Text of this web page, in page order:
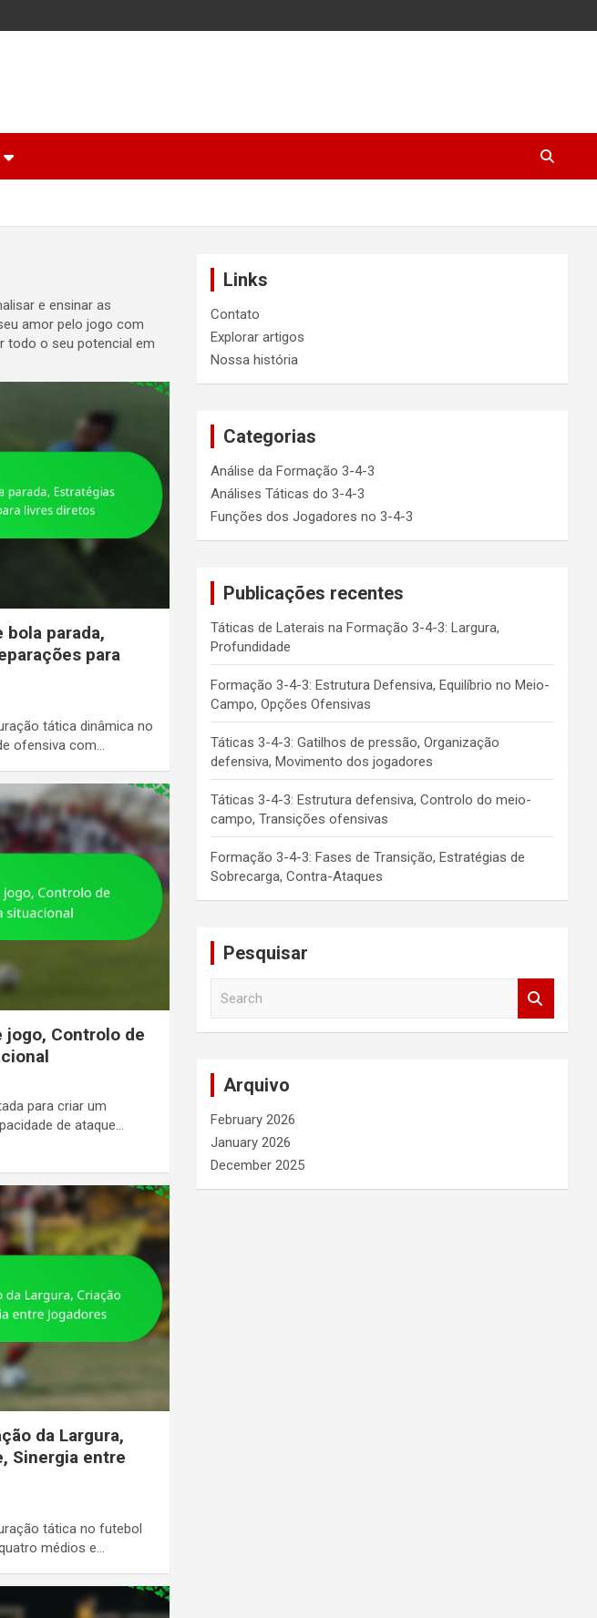
e ensinar as
amor pelo jogo com
todo o seu potencial em
bola parada,
para
tática dinâmica no
ofensiva com…
jogo, Controlo de
para criar um
de ataque…
da Largura,
Sinergia entre
tática no futebol
médios e…
Links
Contato
Explorar artigos
Nossa história
Categorias
Análise da Formação 3-4-3
Análises Táticas do 3-4-3
Funções dos Jogadores no 3-4-3
Publicações recentes
Táticas de Laterais na Formação 3-4-3: Largura,
Profundidade
Formação 3-4-3: Estrutura Defensiva, Equilíbrio no Meio-
Campo, Opções Ofensivas
Táticas 3-4-3: Gatilhos de pressão, Organização
defensiva, Movimento dos jogadores
Táticas 3-4-3: Estrutura defensiva, Controlo do meio-
campo, Transições ofensivas
Formação 3-4-3: Fases de Transição, Estratégias de
Sobrecarga, Contra-Ataques
Pesquisar
Arquivo
February 2026
January 2026
December 2025